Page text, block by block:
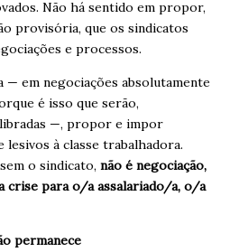
Não há sentido em propor,
provisória, que os sindicatos
e processos.
— em negociações absolutamente
é isso que serão,
—, propor e impor
lesivos à classe trabalhadora.
o sindicato, não é negociação,
crise para o/a assalariado/a, o/a
permanece